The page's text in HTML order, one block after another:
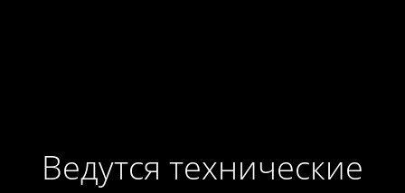
Ведутся технические